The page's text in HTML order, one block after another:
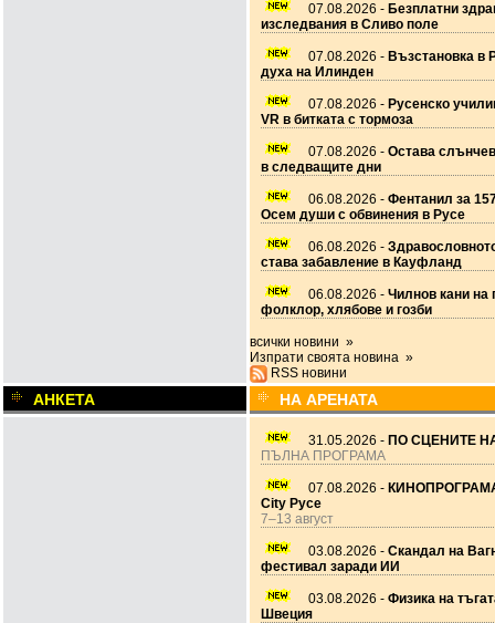
07.08.2026 - Безплатни
изследвания в Сливо поле
07.08.2026 - Възстановка в
духа на Илинден
07.08.2026 - Русенско
VR в битката с тормоза
07.08.2026 - Остава
в следващите дни
06.08.2026 - Фентанил за
Осем души с обвинения в Русе
06.08.2026 -
става забавление в Кауфланд
06.08.2026 - Чилнов кани на
фолклор, хлябове и гозби
всички новини »
Изпрати своята новина »
RSS новини
АНКЕТА НА АРЕНАТА
31.05.2026 - ПО СЦЕНИТЕ
ПЪЛНА ПРОГРАМА
07.08.2026 -
City Русе
7–13 август
03.08.2026 - Скандал на
фестивал заради ИИ
03.08.2026 - Физика на
Швеция